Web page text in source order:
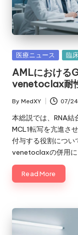
Posted
医療ニュース 臨
AMLにおける
venetoclax耐
Posted
by
By MedXY 07/
本総説では、RNA結
MCL1転写を亢進さ
付与する役割につい
venetoclaxの併用に
Read More